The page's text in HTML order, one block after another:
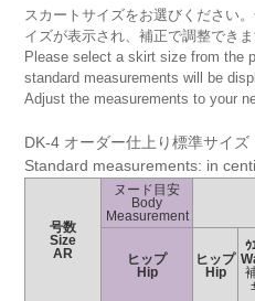
スカートサイズをお選びください
イズが表示され、補正で調整できま
Please select a skirt size from the
standard measurements will be
Adjust the measurements to your
DK-4 オーダー仕上り標準サイズ
Standard measurements: in
号数
Size
AR
ヌード目安
Body
Measurement
ヒップ
Hip
ヒップ
Hip
ｳ